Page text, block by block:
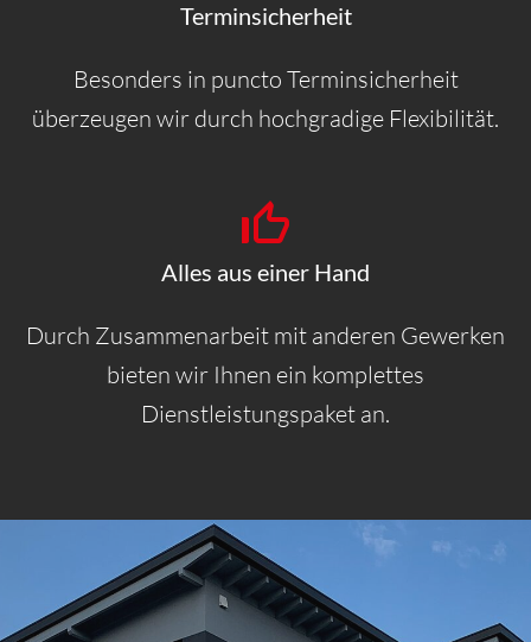
Terminsicherheit
Besonders in puncto Terminsicherheit
überzeugen wir durch hochgradige Flexibilität.
Alles aus einer Hand
Durch Zusammenarbeit mit anderen Gewerken
bieten wir Ihnen ein komplettes
Dienstleistungspaket an.